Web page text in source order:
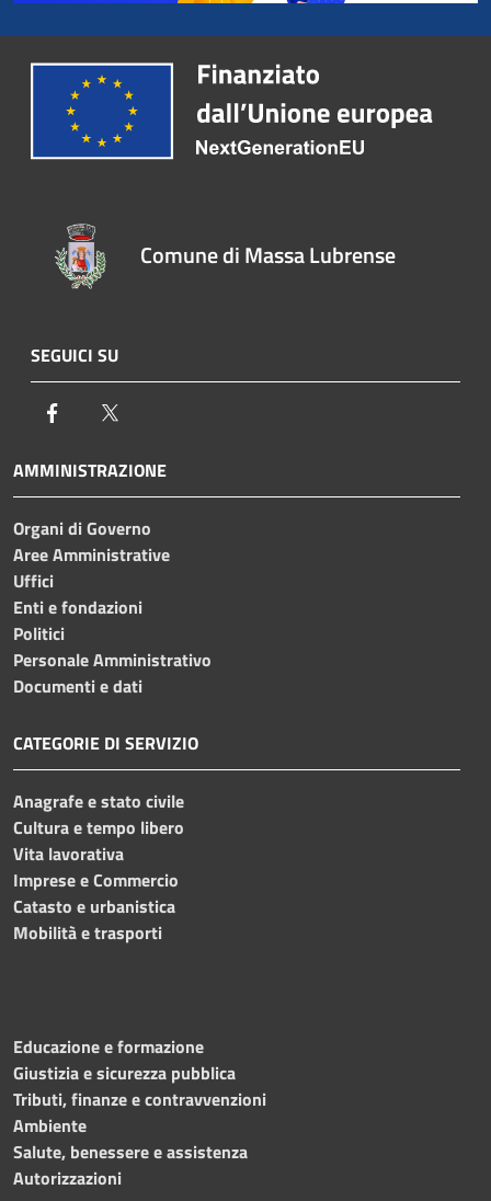
Comune di Massa Lubrense
SEGUICI SU
Facebook
AMMINISTRAZIONE
Organi di Governo
Aree Amministrative
Uffici
Enti e fondazioni
Politici
Personale Amministrativo
Documenti e dati
CATEGORIE DI SERVIZIO
Anagrafe e stato civile
Cultura e tempo libero
Vita lavorativa
Imprese e Commercio
Catasto e urbanistica
Mobilità e trasporti
Educazione e formazione
Giustizia e sicurezza pubblica
Tributi, finanze e contravvenzioni
Ambiente
Salute, benessere e assistenza
Autorizzazioni